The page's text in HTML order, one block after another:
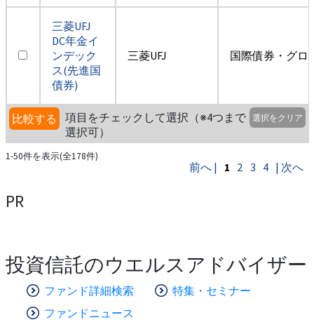
三菱UFJ
DC年金イ
ンデック
ス(先進国
債券)
三菱UFJ 国際債券・グロ
比較する
項目をチェックして選択（※4つまで
選択可）
選択をクリア
1-50件を表示(全178件)
前へ | 1 2 3 4 | 次へ
PR
投資信託のウエルスアドバイザー
ファンド詳細検索
特集・セミナー
ファンドニュース